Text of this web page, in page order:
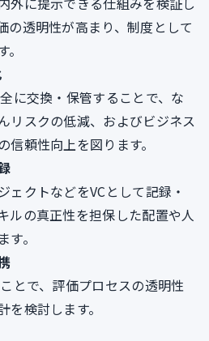
の透明性が高まり、制度として
に交換・保管することで、な
リスクの低減、およびビジネス
信頼性向上を図ります。
ェクトなどをVCとして記録・
ルの真正性を担保した配置や人
。
とで、評価プロセスの透明性
を検討します。